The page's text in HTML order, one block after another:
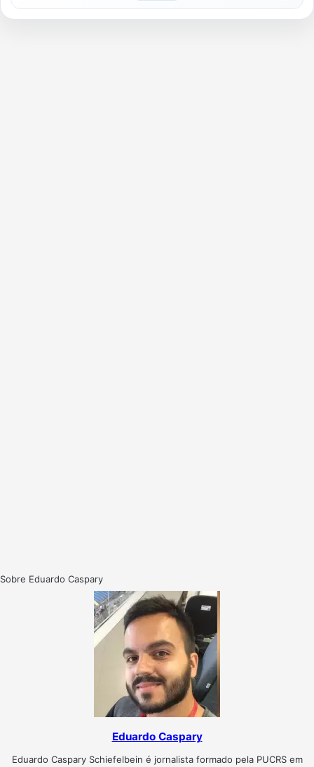
Sobre Eduardo Caspary
Eduardo Caspary
Eduardo Caspary Schiefelbein é jornalista formado pela PUCRS em